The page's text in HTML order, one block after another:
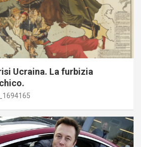
Ucraina. La furbizia